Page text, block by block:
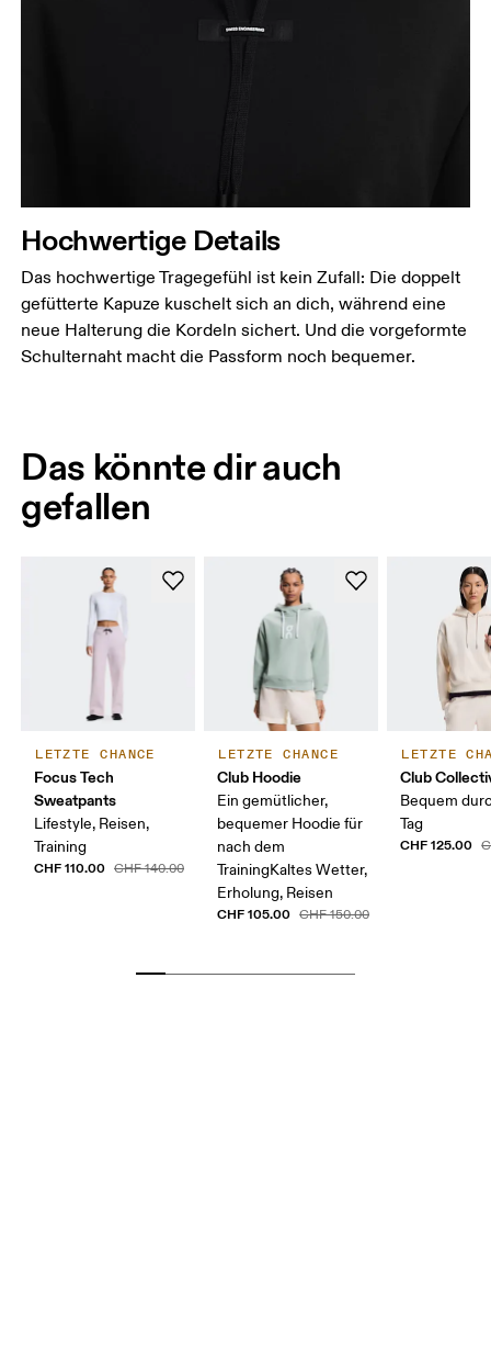
Hochwertige Details
Das hochwertige Tragegefühl ist kein Zufall: Die doppelt
gefütterte Kapuze kuschelt sich an dich, während eine
neue Halterung die Kordeln sichert. Und die vorgeformte
Schulternaht macht die Passform noch bequemer.
Das könnte dir auch
gefallen
LETZTE CHANCE
Focus Tech
Sweatpants
Lifestyle, Reisen,
Training
CHF 110.00 CHF 140.00
LETZTE CHANCE
Club Hoodie
Ein gemütlicher,
bequemer Hoodie für
nach dem
TrainingKaltes Wetter,
Erholung, Reisen
CHF 105.00 CHF 150.00
LETZTE
Club
Bequem
Tag
CHF 125.00